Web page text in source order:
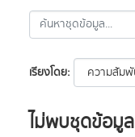
เรียงโดย
ไม่พบชุดข้อมูล